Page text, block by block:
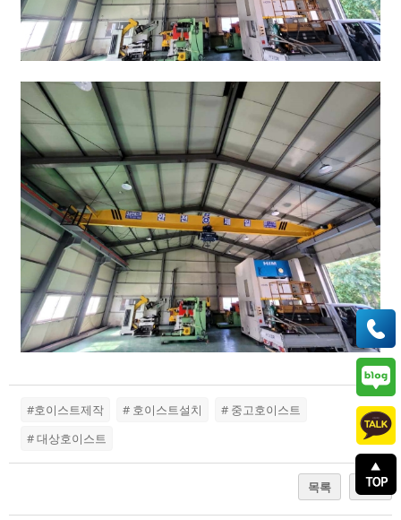
#호이스트제작 # 호이스트설치
# 중고호이스트
# 대상호이스트
목록 답변